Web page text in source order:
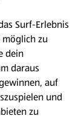
Surf-Erlebnis
zu
dein
daraus
auf
und
zu